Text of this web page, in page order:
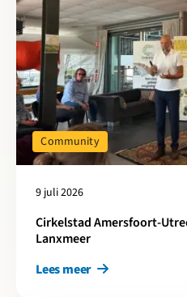
9 juli 2026
Cirkelstad Amersfoort-
Lanxmeer
Community
Lees meer